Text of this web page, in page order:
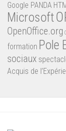
Google PANDA
Microsoft
OpenOffice.org
formation Pole
sociaux
Acquis de